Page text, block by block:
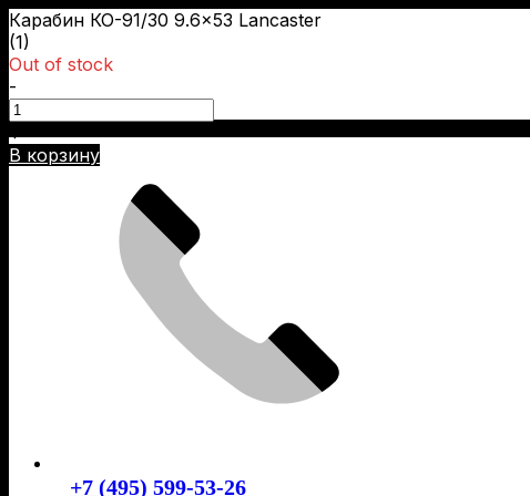
Карабин КО-91/30 9.6×53 Lancaster
(1)
Out of stock
-
+
В корзину
to
+7 (495) 599-53-26